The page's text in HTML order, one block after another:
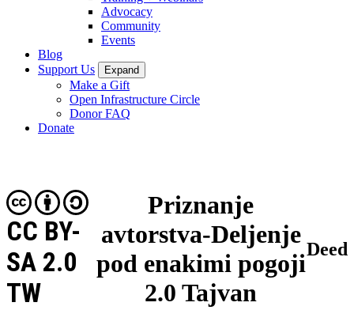
Advocacy
Community
Events
Blog
Support Us
Expand
Make a Gift
Open Infrastructure Circle
Donor FAQ
Donate
Priznanje
avtorstva-Deljenje
pod enakimi pogoji
2.0 Tajvan
CC BY-
SA 2.0
TW
Deed